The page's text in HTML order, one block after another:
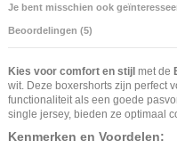
Je bent misschien ook
Beoordelingen (5)
Kies voor comfort en stijl met de
wit. Deze boxershorts zijn perfect
functionaliteit als een goede
single jersey, bieden ze optimaal
Kenmerken en Voordelen: